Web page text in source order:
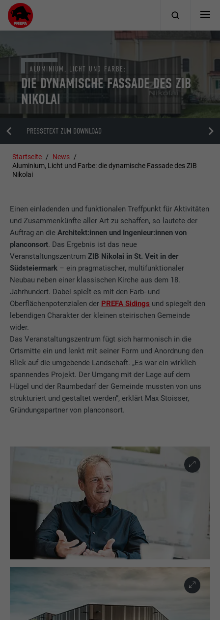
DIE DYNAMISCHE FASSADE DES ZIB
NIKOLAI
ALUMINIUM, LICHT UND FARBE:
PRESSETEXT ZUM DOWNLOAD
Startseite
News
Aluminium, Licht und Farbe: die dynamische Fassade des ZIB
Nikolai
Einen einladenden und funktionalen Treffpunkt für Aktivitäten
und Zusammenkünfte aller Art zu schaffen, so lautete der
Auftrag an dieArchitekt:innen und Ingenieur:innen von
planconsort. Das Ergebnis ist das neue
VeranstaltungszentrumZIB Nikolai in St. Veit in der
Südsteiermark – ein pragmatischer, multifunktionaler
Neubau neben einer klassischen Kirche aus dem 18.
Jahrhundert. Dabei spielt es mit den Farb- und
Oberflächenpotenzialen der PREFA Sidings und spiegelt den
lebendigen Charakter der kleinen steirischen Gemeinde
wider.
Das Veranstaltungszentrum fügt sich harmonisch in die
Ortsmitte ein und lenkt mit seiner Form und Anordnung den
Blick auf die umgebende Landschaft. „Es war ein wirklich
spannendes Projekt. Der Umgang mit der Lage auf dem
Hügel und der Raumbedarf der Gemeinde mussten von uns
strukturiert und gestaltet werden“, erklärt Max Stoisser,
Gründungspartner von planconsort.